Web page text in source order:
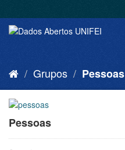
Grupos Pessoas
Pessoas